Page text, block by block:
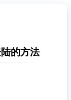
的方法